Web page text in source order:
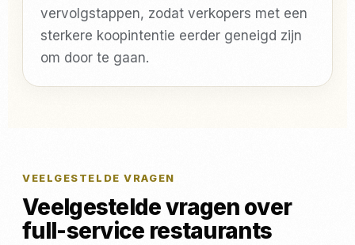
vervolgstappen, zodat verkopers met een
sterkere koopintentie eerder geneigd zijn
om door te gaan.
VEELGESTELDE VRAGEN
Veelgestelde vragen over
full-service restaurants